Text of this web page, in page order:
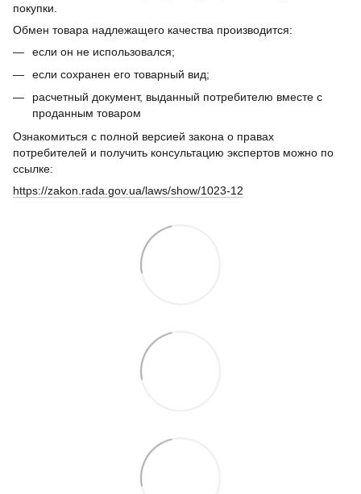
покупки.
Обмен товара надлежащего качества производится:
если он не использовался;
если сохранен его товарный вид;
расчетный документ, выданный потребителю вместе с
проданным товаром
Ознакомиться с полной версией закона о правах
потребителей и получить консультацию экспертов можно по
ссылке:
https://zakon.rada.gov.ua/laws/show/1023-12